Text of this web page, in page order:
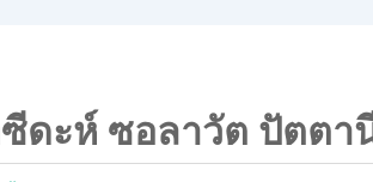
ดะห์ ซอลาวัต ปัตตา